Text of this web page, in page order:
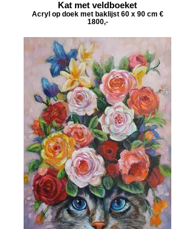
Kat met veldboeket
Acryl op doek met baklijst 60 x 90 cm €
1800,-